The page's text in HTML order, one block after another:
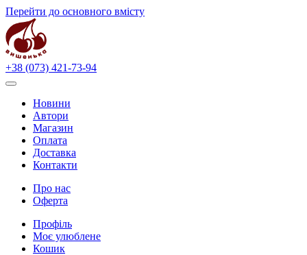
Перейти до основного вмісту
+38 (073) 421-73-94
Новини
Автори
Магазин
Оплата
Доставка
Контакти
Про нас
Оферта
Профіль
Моє улюблене
Кошик